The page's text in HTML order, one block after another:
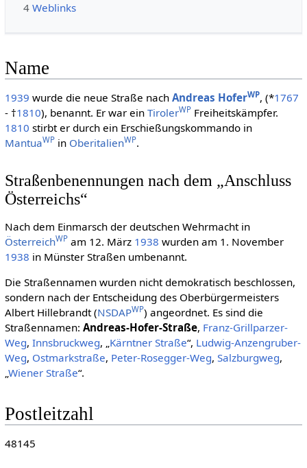
4 Weblinks
Name
1939 wurde die neue Straße nach Andreas HoferWP, (*1767
- †1810), benannt. Er war ein TirolerWPFreiheitskämpfer.
1810 stirbt er durch ein Erschießungskommando in
MantuaWPin OberitalienWP.
Straßenbenennungen nach dem „Anschluss
Österreichs“
Nach dem Einmarsch der deutschen Wehrmacht in
ÖsterreichWPam 12. März 1938 wurden am 1. November
1938 in Münster Straßen umbenannt.
Die Straßennamen wurden nicht demokratisch beschlossen,
sondern nach der Entscheidung des Oberbürgermeisters
Albert Hillebrandt (NSDAPWP) angeordnet. Es sind die
Straßennamen: Andreas-Hofer-Straße, Franz-Grillparzer-
Weg, Innsbruckweg, „ Kärntner Straße“, Ludwig-Anzengruber-
Weg, Ostmarkstraße, Peter-Rosegger-Weg, Salzburgweg,
Wiener Straße“.
Postleitzahl
48145